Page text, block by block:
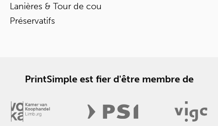
Lanières & Tour de cou
Préservatifs
PrintSimple est fier d'être membre de